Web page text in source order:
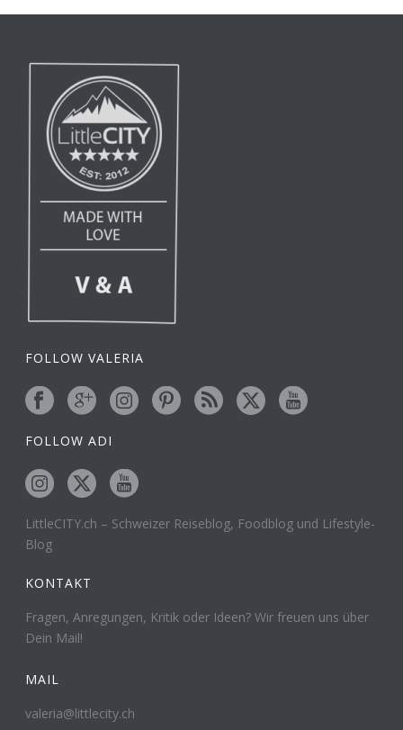
FOLLOW VALERIA
FOLLOW ADI
LittleCITY.ch – Schweizer Reiseblog, Foodblog und Lifestyle-
Blog
KONTAKT
Fragen, Anregungen, Kritik oder Ideen? Wir freuen uns über
Dein Mail!
MAIL
valeria@littlecity.ch